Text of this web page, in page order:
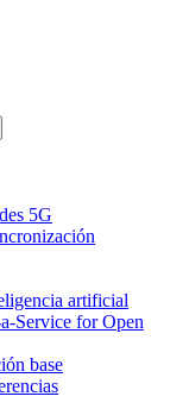
5G
artificial
Service for Open
base